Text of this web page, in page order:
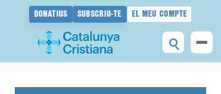
DONATIUS SUBSCRIU-TE EL MEU COMPTE